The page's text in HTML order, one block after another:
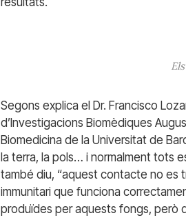
Segons explica el Dr. Francisco
d’Investigacions Biomèdiques
Biomedicina de la Universitat de
la terra, la pols… i normalment tots
també diu, “aquest contacte no es
immunitari que funciona
produïdes per aquests fongs, però